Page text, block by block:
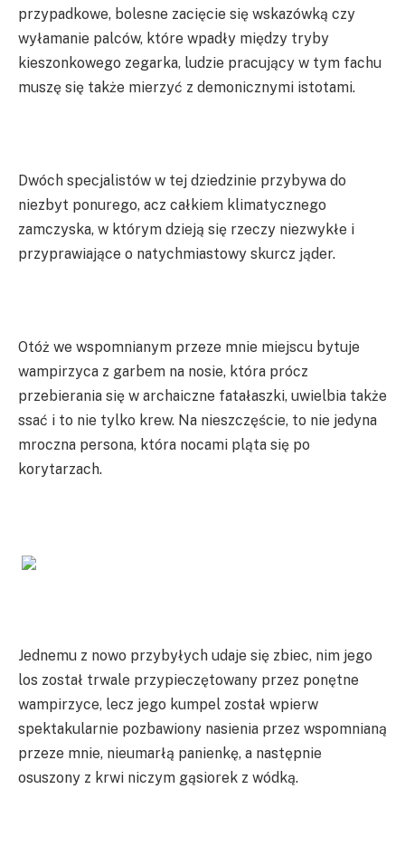
przypadkowe, bolesne zacięcie się wskazówką czy
wyłamanie palców, które wpadły między tryby
kieszonkowego zegarka, ludzie pracujący w tym fachu
muszę się także mierzyć z demonicznymi istotami.
Dwóch specjalistów w tej dziedzinie przybywa do
niezbyt ponurego, acz całkiem klimatycznego
zamczyska, w którym dzieją się rzeczy niezwykłe i
przyprawiające o natychmiastowy skurcz jąder.
Otóż we wspomnianym przeze mnie miejscu bytuje
wampirzyca z garbem na nosie, która prócz
przebierania się w archaiczne fatałaszki, uwielbia także
ssać i to nie tylko krew. Na nieszczęście, to nie jedyna
mroczna persona, która nocami pląta się po
korytarzach.
Jednemu z nowo przybyłych udaje się zbiec, nim jego
los został trwale przypieczętowany przez ponętne
wampirzyce, lecz jego kumpel został wpierw
spektakularnie pozbawiony nasienia przez wspomnianą
przeze mnie, nieumarłą panienkę, a następnie
osuszony z krwi niczym gąsiorek z wódką.